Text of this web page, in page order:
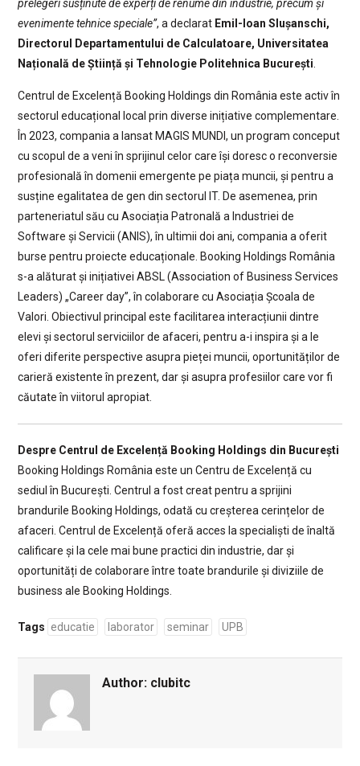
prelegeri susținute de experți de renume din industrie, precum și
evenimente tehnice speciale”, a declarat Emil-Ioan Slușanschi,
Directorul Departamentului de Calculatoare, Universitatea
Națională de Știință și Tehnologie Politehnica București.
Centrul de Excelență Booking Holdings din România este activ în
sectorul educațional local prin diverse inițiative complementare.
În 2023, compania a lansat MAGIS MUNDI, un program conceput
cu scopul de a veni în sprijinul celor care își doresc o reconversie
profesională în domenii emergente pe piața muncii, și pentru a
susține egalitatea de gen din sectorul IT. De asemenea, prin
parteneriatul său cu Asociația Patronală a Industriei de
Software și Servicii (ANIS), în ultimii doi ani, compania a oferit
burse pentru proiecte educaționale. Booking Holdings România
s-a alăturat și inițiativei ABSL (Association of Business Services
Leaders) „Career day”, în colaborare cu Asociația Școala de
Valori. Obiectivul principal este facilitarea interacțiunii dintre
elevi și sectorul serviciilor de afaceri, pentru a-i inspira și a le
oferi diferite perspective asupra pieței muncii, oportunităților de
carieră existente în prezent, dar și asupra profesiilor care vor fi
căutate în viitorul apropiat.
Despre Centrul de Excelență Booking Holdings din București
Booking Holdings România este un Centru de Excelență cu
sediul în București. Centrul a fost creat pentru a sprijini
brandurile Booking Holdings, odată cu creșterea cerințelor de
afaceri. Centrul de Excelență oferă acces la specialiști de înaltă
calificare și la cele mai bune practici din industrie, dar și
oportunități de colaborare între toate brandurile și diviziile de
business ale Booking Holdings.
Tags educatie laborator seminar UPB
Author: clubitc